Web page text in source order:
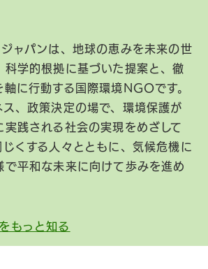
ジャパンは、地球の恵みを未来の世
科学的根拠に基づいた提案と、徹
軸に行動する国際環境NGOです。
ス、政策決定の場で、環境保護が
実践される社会の実現をめざして
くする人々とともに、気候危機に
で平和な未来に向けて歩みを進め
もっと知る